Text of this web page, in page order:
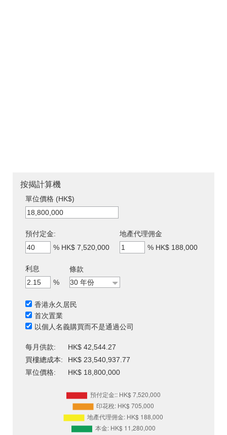
按揭計算機
單位價格 (HK$)
預付定金:
% HK$ 7,520,000
地產代理佣金
% HK$ 188,000
利息
%
條款
香港永久居民
首次置業
以個人名義購買而不是通過公司
每月供款:
HK$ 42,544.27
買樓總成本:
HK$ 23,540,937.77
單位價格:
HK$ 18,800,000